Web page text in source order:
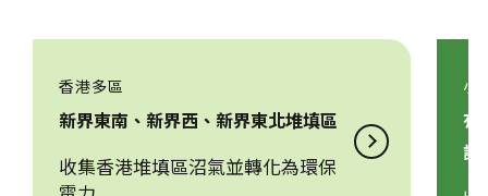
香港多區
新界東南、新界西、新界東北堆填區
收集香港堆填區沼氣並轉化為環保
小
有
設